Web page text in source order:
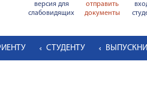
версия для
слабовидящих
отправить
документы
СТУДЕНТУ